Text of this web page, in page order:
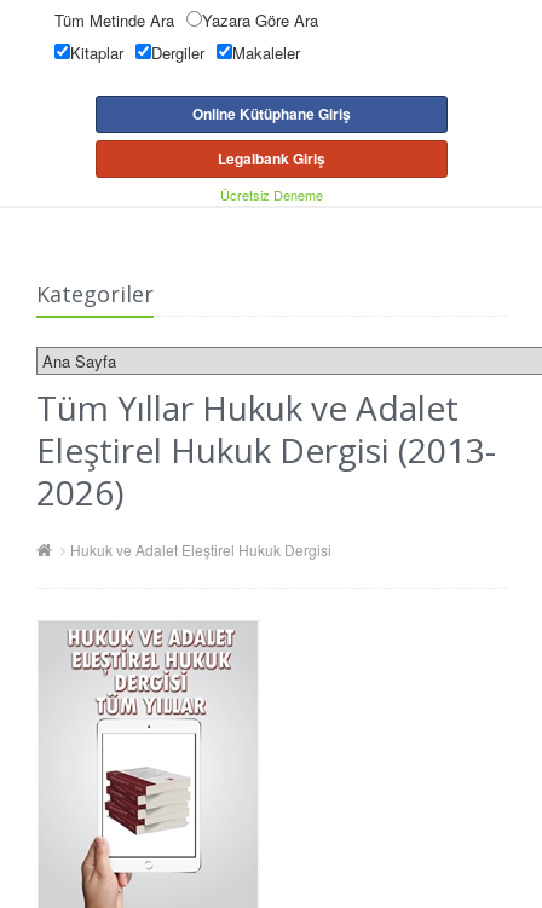
Tüm Metinde Ara
Yazara Göre Ara
Kitaplar
Dergiler Makaleler
Online Kütüphane Giriş
Legalbank Giriş
Ücretsiz Deneme
Kategoriler
Tüm Yıllar Hukuk ve Adalet
Eleştirel Hukuk Dergisi (2013-
2026)
Hukuk ve Adalet Eleştirel Hukuk Dergisi